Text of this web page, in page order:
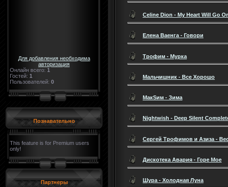
Для добавления необходима
авторизация
Онлайн всего: 1
Гостей: 1
Пользователей: 0
Познавательно
This feature is for Premium users
only!
Партнеры
Celine Dion - My Heart Will Go
Елена Ваенга - Говори
Трофим - Мурка
Мальчишник - Все Хорошо
МакSим - Зима
Nightwish - Deep Silent
Сергей Трофимов и Азиза -
Дискотека Авария - Горе Мое
Шура - Холодная Луна